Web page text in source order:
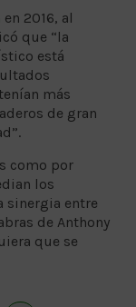
en 2016, al
que “la
está
más
de gran
como por
los
sinergia entre
de Anthony
que se